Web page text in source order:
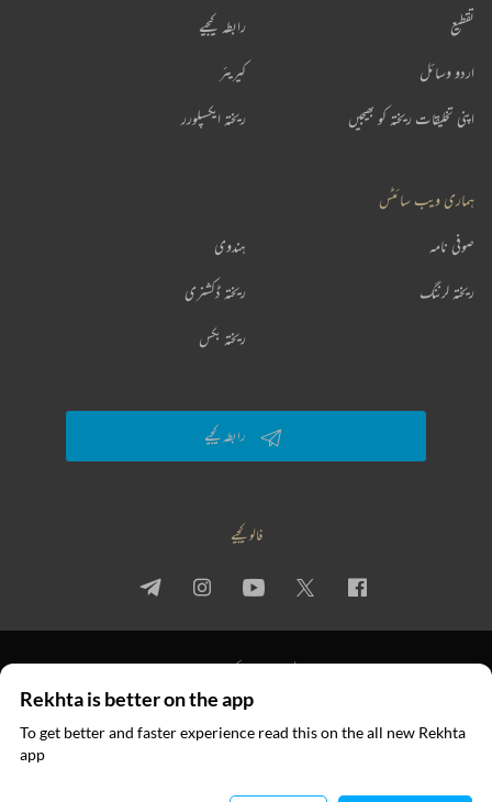
تقطیع
اردو وسائل
اپنی تخلیقات ریختہ کو بھیجیں
رابطہ کیجیے
کیریئر
ریختہ ایکسپلورر
ہماری ویب سائٹس
ہندوی صوفی نامہ
ریختہ ڈکشنری ریختہ لرننگ
ریختہ بکس
رابطہ کیجیے
فالو کیجیے
© 2026 Rekhta™ Foundation. All rights reserved.
Rekhta is better on the app
To get better and faster experience read this on the all new Rekhta
app